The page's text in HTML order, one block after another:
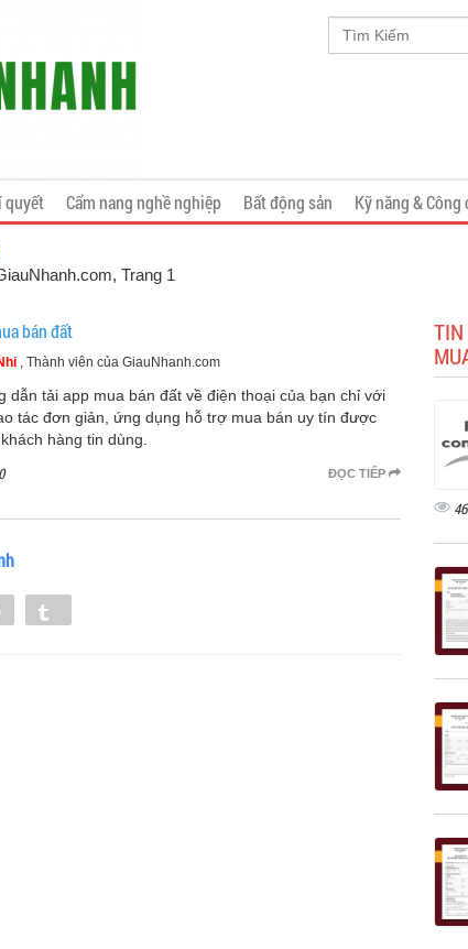
quyết Cẩm nang nghề nghiệp Bất động sản Kỹ năng & Công
, Trang 1
bán đất
, Thành viên của GiauNhanh.com
dẫn tải app mua bán đất về điện thoại của bạn chỉ với
tác đơn giản, ứng dụng hỗ trợ mua bán uy tín được
hàng tin dùng.
ĐỌC TIẾP
TIN